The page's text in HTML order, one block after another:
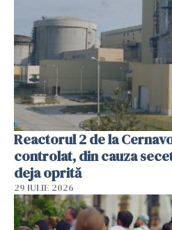
Reactorul 2 de la
controlat, din cauza
deja oprită
29 IULIE 2026